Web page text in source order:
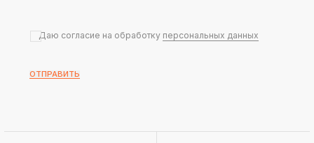
Даю согласие на обработку персональных данных
ОТПРАВИТЬ